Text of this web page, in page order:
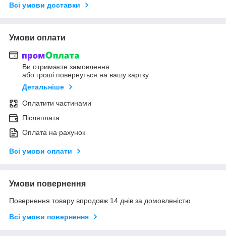
Всі умови доставки
Умови оплати
Ви отримаєте замовлення
або гроші повернуться на вашу картку
Детальніше
Оплатити частинами
Післяплата
Оплата на рахунок
Всі умови оплати
Умови повернення
Повернення товару впродовж 14 днів за домовленістю
Всі умови повернення